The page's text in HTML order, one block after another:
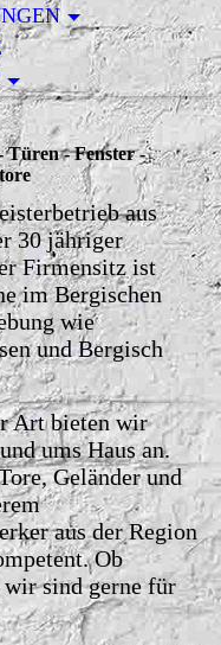
Türen - Fenster -
aus
30 jähriger
Firmensitz ist
im Bergischen
wie
und Bergisch
Art bieten wir
ums Haus an.
Geländer und
aus der Region
Ob
wir sind gerne für